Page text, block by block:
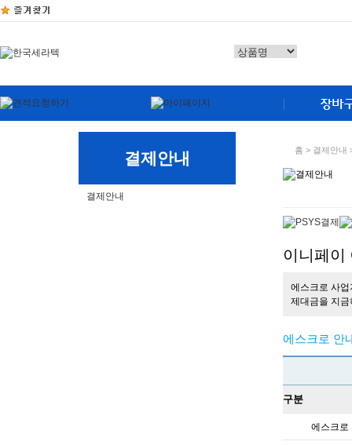
결제안내
결제안내
홈 > 결제안내
이니페이
에스크로 사
제대금을 지
에스크로 안
구분
에스크로